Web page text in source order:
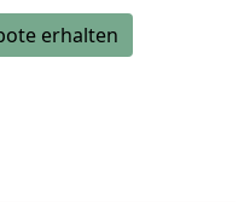
erhalten